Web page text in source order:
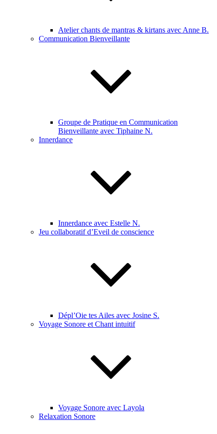
Atelier chants de mantras & kirtans avec Anne B.
Communication Bienveillante
Groupe de Pratique en Communication
Bienveillante avec Tiphaine N.
Innerdance
Innerdance avec Estelle N.
Jeu collaboratif d’Eveil de conscience
Dépl’Oie tes Ailes avec Josine S.
Voyage Sonore et Chant intuitif
Voyage Sonore avec Layola
Relaxation Sonore